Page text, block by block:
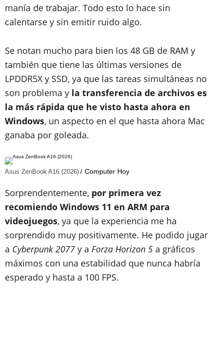
manía de trabajar. Todo esto lo hace sin
calentarse y sin emitir ruido algo.
Se notan mucho para bien los 48 GB de RAM y
también que tiene las últimas versiones de
LPDDR5X y SSD, ya que las tareas simultáneas no
son problema y la transferencia de archivos es
la más rápida que he visto hasta ahora en
Windows, un aspecto en el que hasta ahora Mac
ganaba por goleada.
Asus ZenBook A16 (2026) Computer Hoy
Sorprendentemente, por primera vez
recomiendo Windows 11 en ARM para
videojuegos, ya que la experiencia me ha
sorprendido muy positivamente. He podido jugar
a Cyberpunk 2077 y a Forza Horizon 5 a gráficos
máximos con una estabilidad que nunca habría
esperado y hasta a 100 FPS.